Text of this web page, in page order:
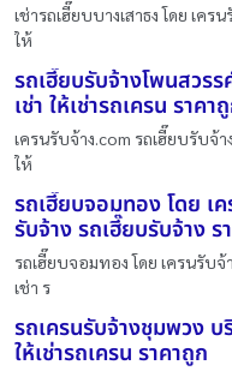
เช่ารถเฮี๊ยบบางเสาธง โดย เค
ให้
รถเฮี๊ยบรับจ้างโพนสวรร
เช่า ให้เช่ารถเครน ราคา
เครนรับจ้าง.com รถเฮี๊ยบรับจ้
ให้
รถเฮี๊ยบจอมทอง โดย เ
รับจ้าง รถเฮี๊ยบรับจ้าง ร
รถเฮี๊ยบจอมทอง โดย เครนรับจ้
เช่า ร
รถเครนรับจ้างชุมพวง บ
ให้เช่ารถเครน ราคาถูก